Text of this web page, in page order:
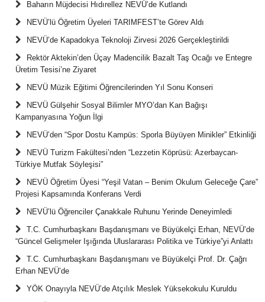
Baharın Müjdecisi Hıdırellez NEVÜ’de Kutlandı
NEVÜ’lü Öğretim Üyeleri TARIMFEST’te Görev Aldı
NEVÜ’de Kapadokya Teknoloji Zirvesi 2026 Gerçekleştirildi
Rektör Aktekin’den Üçay Madencilik Bazalt Taş Ocağı ve Entegre
Üretim Tesisi’ne Ziyaret
NEVÜ Müzik Eğitimi Öğrencilerinden Yıl Sonu Konseri
NEVÜ Gülşehir Sosyal Bilimler MYO’dan Kan Bağışı
Kampanyasına Yoğun İlgi
NEVÜ’den “Spor Dostu Kampüs: Sporla Büyüyen Minikler” Etkinliği
NEVÜ Turizm Fakültesi’nden “Lezzetin Köprüsü: Azerbaycan-
Türkiye Mutfak Söyleşisi”
NEVÜ Öğretim Üyesi “Yeşil Vatan – Benim Okulum Geleceğe Çare”
Projesi Kapsamında Konferans Verdi
NEVÜ’lü Öğrenciler Çanakkale Ruhunu Yerinde Deneyimledi
T.C. Cumhurbaşkanı Başdanışmanı ve Büyükelçi Erhan, NEVÜ’de
“Güncel Gelişmeler Işığında Uluslararası Politika ve Türkiye”yi Anlattı
T.C. Cumhurbaşkanı Başdanışmanı ve Büyükelçi Prof. Dr. Çağrı
Erhan NEVÜ’de
YÖK Onayıyla NEVÜ’de Atçılık Meslek Yüksekokulu Kuruldu